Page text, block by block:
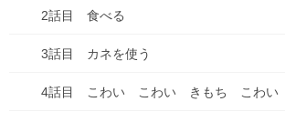
64 びょんびょんサッカー
65 お花見べんとうだ！
2話目 食べる
3話目 カネを使う
4話目 こわい こわい きもち こわい